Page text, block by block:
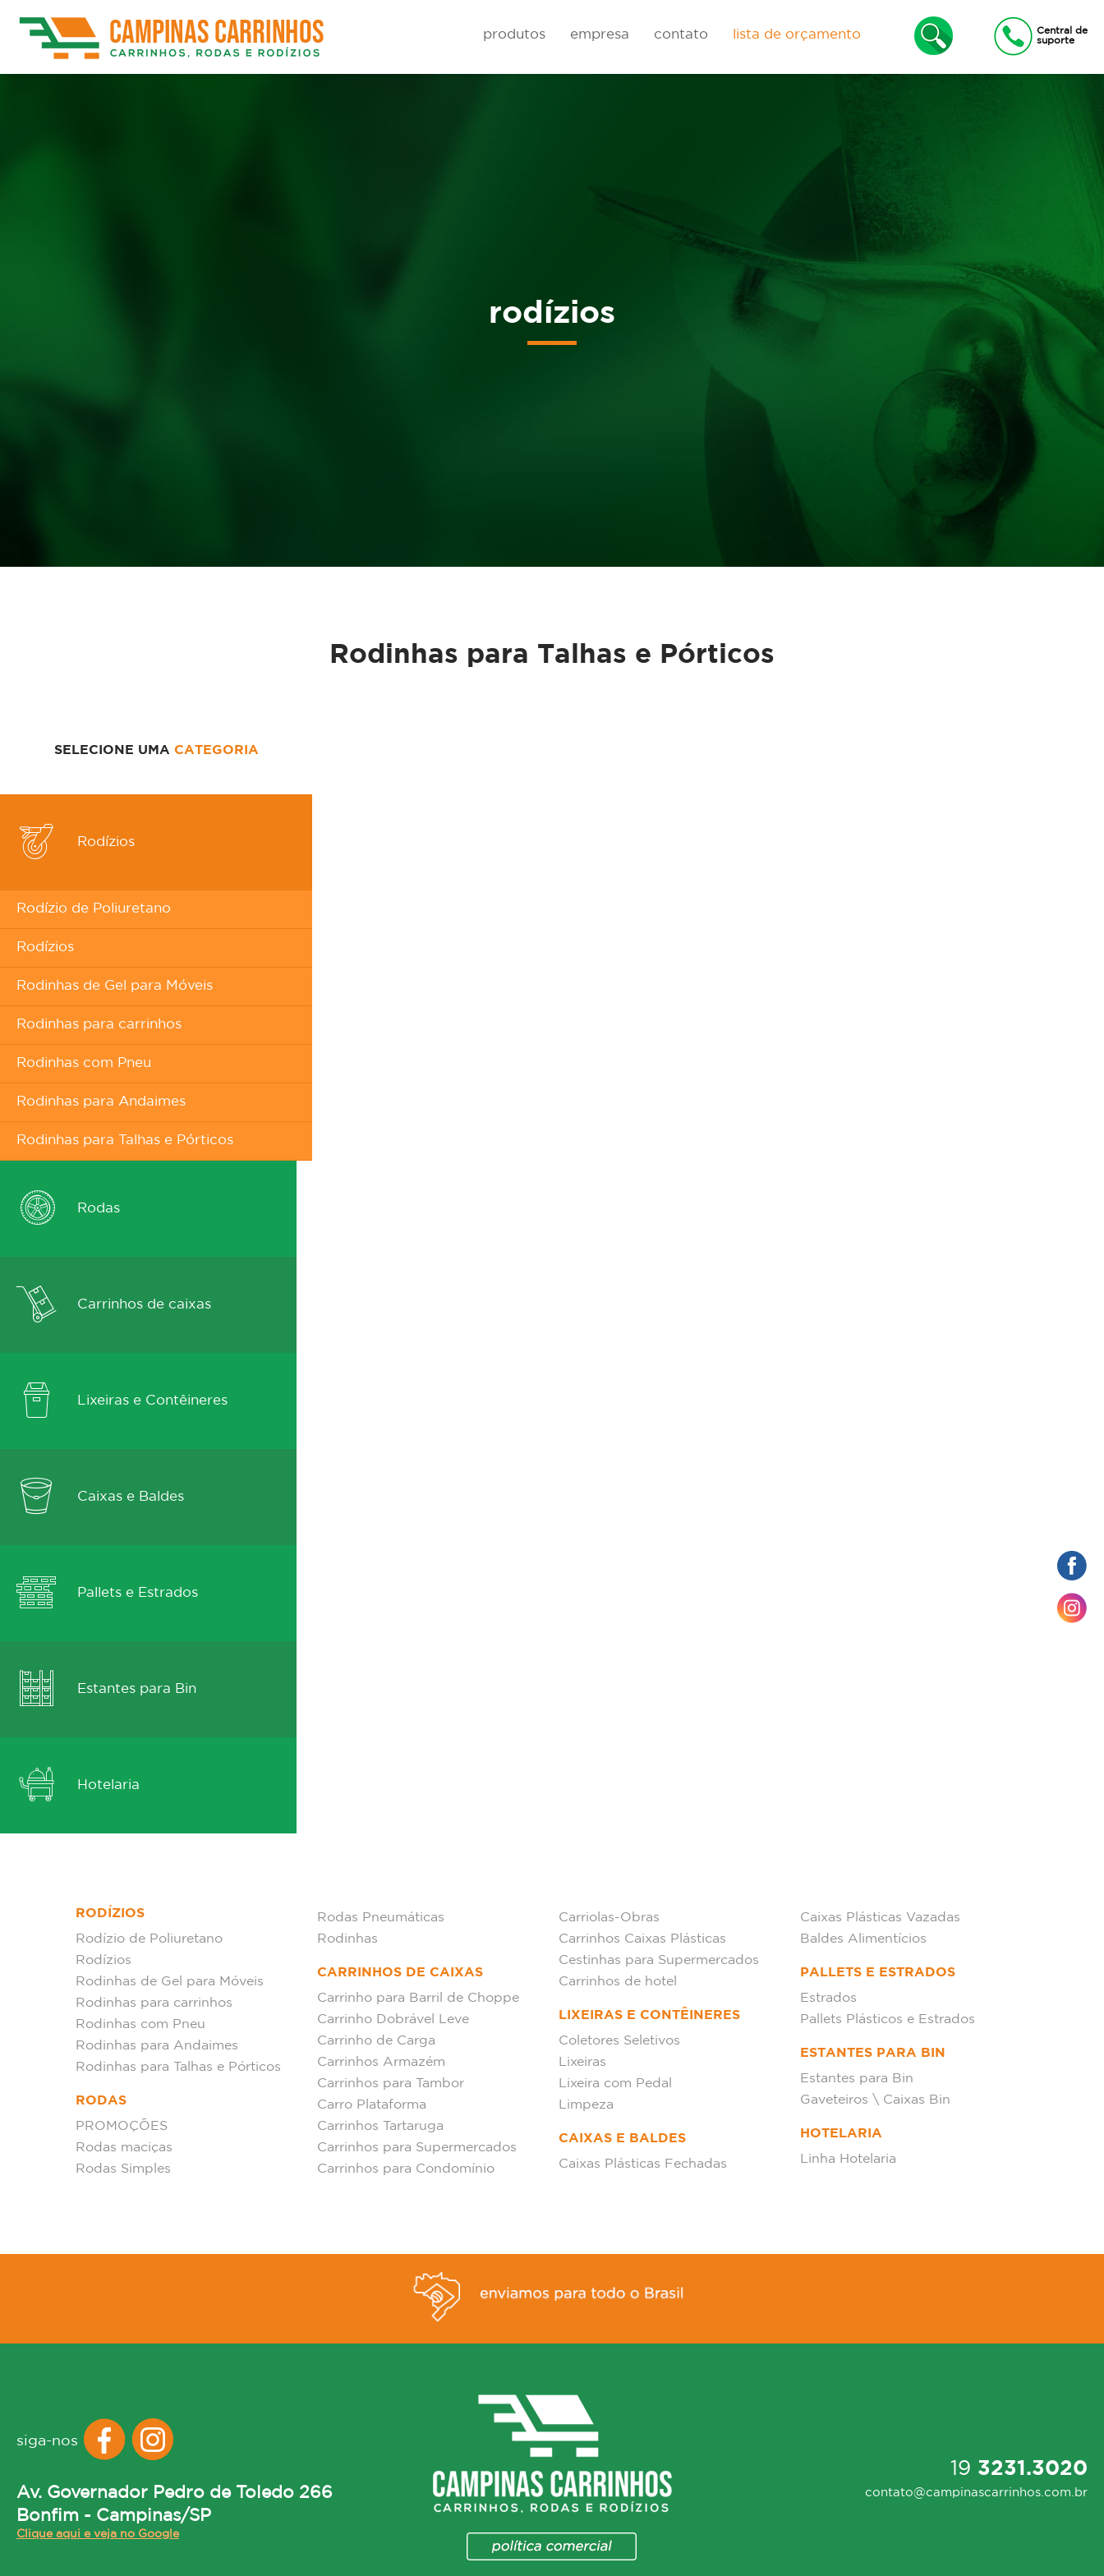
Central de
suporte
produtos
Hotelaria
empresa contato lista de orçamento
rodízios
Rodinhas para Talhas e Pórticos
SELECIONE UMA CATEGORIA
Rodízios
Rodízio de Poliuretano
Rodízios
Rodinhas de Gel para Móveis
Rodinhas para carrinhos
Rodinhas com Pneu
Rodinhas para Andaimes
Rodinhas para Talhas e Pórticos
Rodas
Carrinhos de caixas
Lixeiras e Contêineres
Caixas e Baldes
Pallets e Estrados
Estantes para Bin
Hotelaria
RODÍZIOS
Rodízio de Poliuretano
Rodízios
Rodinhas de Gel para Móveis
Rodinhas para carrinhos
Rodinhas com Pneu
Rodinhas para Andaimes
Rodinhas para Talhas e Pórticos
RODAS
PROMOÇÕES
Rodas maciças
Rodas Simples
Rodas Pneumáticas
Rodinhas
CARRINHOS DE CAIXAS
Carrinho para Barril de Choppe
Carrinho Dobrável Leve
Carrinho de Carga
Carrinhos Armazém
Carrinhos para Tambor
Carro Plataforma
Carrinhos Tartaruga
Carrinhos para Supermercados
Carrinhos para Condomínio
Carriolas-Obras
Carrinhos Caixas Plásticas
Cestinhas para Supermercados
Carrinhos de hotel
LIXEIRAS E CONTÊINERES
Coletores Seletivos
Lixeiras
Lixeira com Pedal
Limpeza
CAIXAS E BALDES
Caixas Plásticas Fechadas
Caixas Plásticas Vazadas
Baldes Alimentícios
PALLETS E ESTRADOS
Estrados
Pallets Plásticos e Estrados
ESTANTES PARA BIN
Estantes para Bin
Gaveteiros \ Caixas Bin
HOTELARIA
Linha Hotelaria
siga-nos
Av. Governador Pedro de Toledo 266
Bonfim - Campinas/SP
Clique aqui e veja no Google
19 3231.3020
contato@campinascarrinhos.com.br